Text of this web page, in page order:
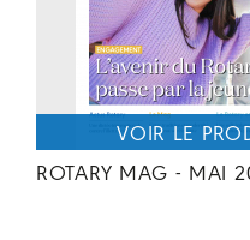
ROTARY MAG - MAI